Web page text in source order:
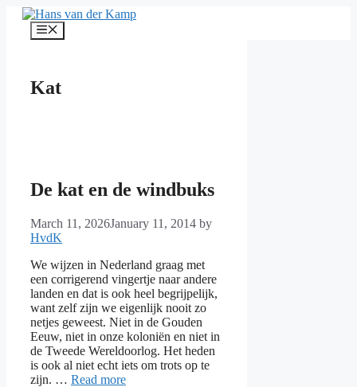
Skip
content
Menu
Kat
De kat en de windbuks
March 11, 2026January 11, 2014 by
HvdK
We wijzen in Nederland graag met
een corrigerend vingertje naar andere
landen en dat is ook heel begrijpelijk,
want zelf zijn we eigenlijk nooit zo
netjes geweest. Niet in de Gouden
Eeuw, niet in onze koloniën en niet in
de Tweede Wereldoorlog. Het heden
is ook al niet echt iets om trots op te
zijn. … Read more